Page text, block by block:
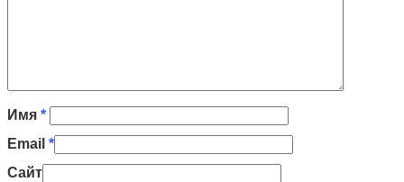
Имя *
Email *
Сайт